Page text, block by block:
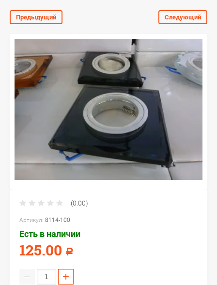
Предыдущий Следующий
(0.00)
Артикул: 8114-100
Есть в наличии
125.00 Р
+